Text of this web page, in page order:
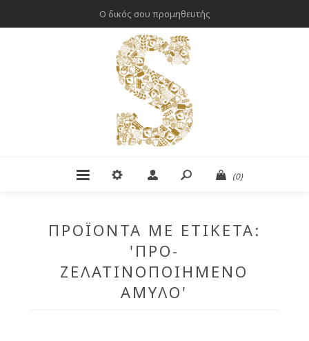
Ο δικός σου προμηθευτής
(0)
ΠΡΟΪΌΝΤΑ ΜΕ ΕΤΙΚΈΤΑ:
'ΠΡΟ-
ΖΕΛΑΤΙΝΟΠΟΙΗΜΈΝΟ
ΆΜΥΛΟ'